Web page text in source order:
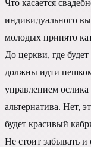
Что касается
индивидуального
молодых принято
До церкви, где
должны идти
управлением ослика
альтернатива. Нет,
будет красивый
Не стоит забывать